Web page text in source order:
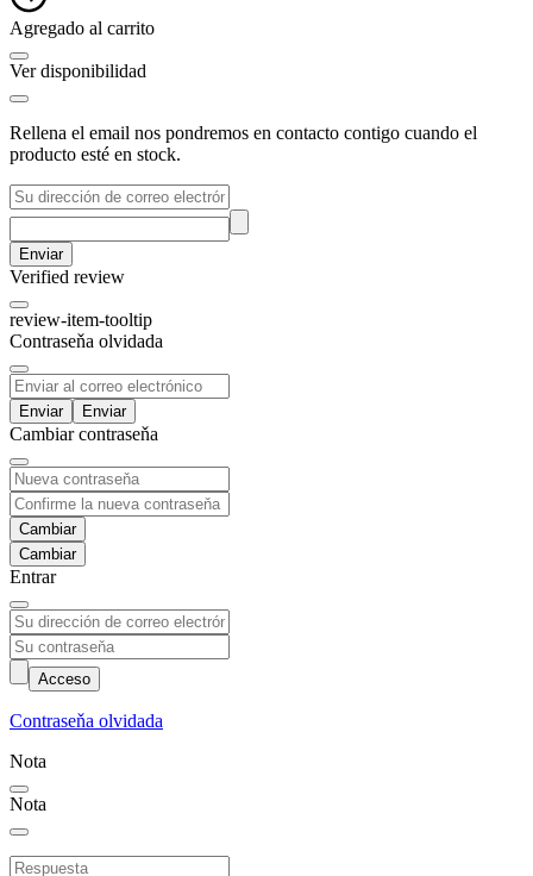
Agregado al carrito
Ver disponibilidad
Rellena el email nos pondremos en contacto contigo cuando el
producto esté en stock.
Enviar
Verified review
review-item-tooltip
Contraseňa olvidada
Enviar
Cambiar contraseňa
Cambiar
Entrar
Acceso
Contraseňa olvidada
Nota
Nota